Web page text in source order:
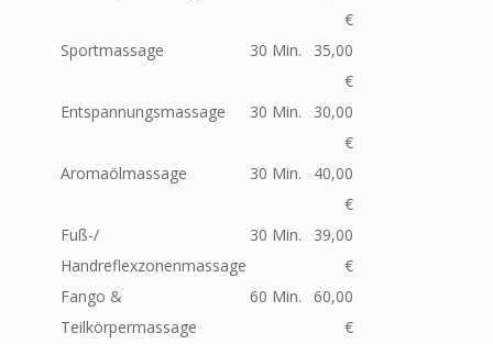
€
Sportmassage
30 Min.
35,00
€
Entspannungsmassage
30 Min.
30,00
€
Aromaölmassage
30 Min.
40,00
€
Fuß-/
Handreflexzonenmassage
30 Min.
39,00
€
Fango &
Teilkörpermassage
60 Min.
60,00
€